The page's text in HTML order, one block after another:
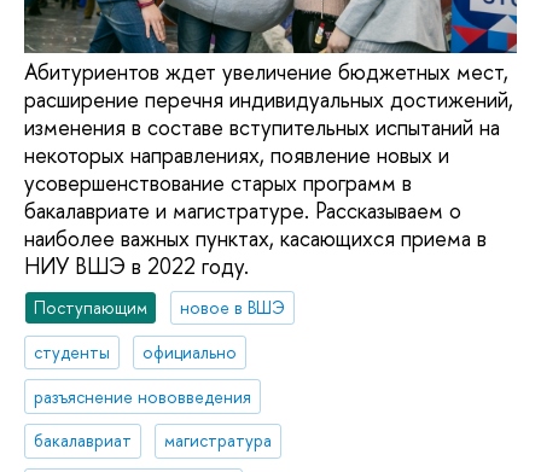
Абитуриентов ждет увеличение бюджетных мест,
расширение перечня индивидуальных достижений,
изменения в составе вступительных испытаний на
некоторых направлениях, появление новых и
усовершенствование старых программ в
бакалавриате и магистратуре. Рассказываем о
наиболее важных пунктах, касающихся приема в
НИУ ВШЭ в 2022 году.
Поступающим
новое в ВШЭ
студенты
официально
разъяснение нововведения
бакалавриат
магистратура